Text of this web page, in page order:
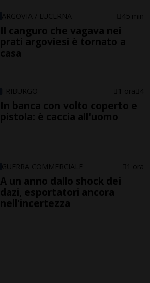
ARGOVIA / LUCERNA 45 min
Il canguro che vagava nei
prati argoviesi è tornato a
casa
FRIBURGO 1 ora 4
In banca con volto coperto e
pistola: è caccia all'uomo
GUERRA COMMERCIALE 1 ora
A un anno dallo shock dei
dazi, esportatori ancora
nell'incertezza